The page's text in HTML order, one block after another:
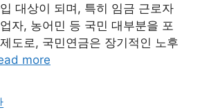
대상이 되며, 특히 임금 근로자
자, 농어민 등 국민 대부분을 포
도로, 국민연금은 장기적인 노후
more